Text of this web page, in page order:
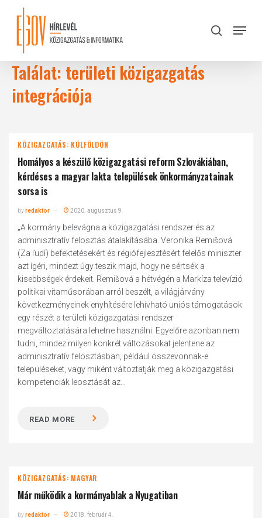
content
search
Menu
Találat: területi közigazgatás
integrációja
KÖZIGAZGATÁS: KÜLFÖLDÖN
Homályos a készülő közigazgatási reform Szlovákiában,
kérdéses a magyar lakta települések önkormányzatainak
sorsa is
byredaktor 2020. augusztus 9.
„A kormány belevágna a közigazgatási rendszer és az
adminisztratív felosztás átalakításába. Veronika Remišová
(Za ľudí) befektetésekért és régiófejlesztésért felelős miniszter
azt ígéri, mindezt úgy teszik majd, hogy ne sértsék a
kisebbségek érdekeit. Remišová a hétvégén a Markíza televízió
politikai vitaműsorában arról beszélt, a világjárvány
következményeinek enyhítésére lehívható uniós támogatások
egy részét a területi közigazgatási rendszer
megváltoztatására lehetne használni. Egyelőre azonban nem
tudni, mindez milyen konkrét változásokat jelentene az
adminisztratív felosztásban, például összevonnak-e
településeket, vagy miként változtatják meg a közigazgatási
kompetenciák leosztását az...
READ MORE
KÖZIGAZGATÁS: MAGYAR
Már működik a kormányablak a Nyugatiban
byredaktor 2018. február 4.
Close